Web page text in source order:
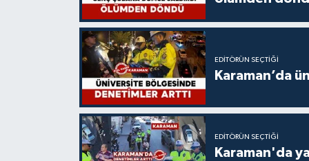
EDITÖRÜN SEÇTIĞI
Karaman’da
EDITÖRÜN SEÇTIĞI
Karaman'da